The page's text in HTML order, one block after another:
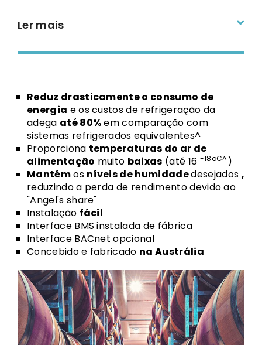
Ler mais
Reduz drasticamente o consumo de
energia e os custos de refrigeração da
adega até 80%em comparação com
sistemas refrigerados equivalentes^
Proporciona temperaturas do ar de
alimentação muito baixas (até 16 -18oC^ )
Mantémos níveis de humidadedesejados ,
reduzindo a perda de rendimento devido ao
"Angel's share"
Instalação fácil
Interface BMS instalada de fábrica
Interface BACnet opcional
Concebido e fabricado na Austrália